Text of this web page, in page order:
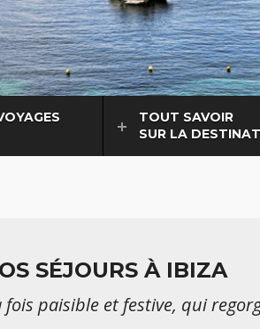
TOUT SAVOIR
SUR LA
SÉJOURS À IBIZA
paisible et festive, qui